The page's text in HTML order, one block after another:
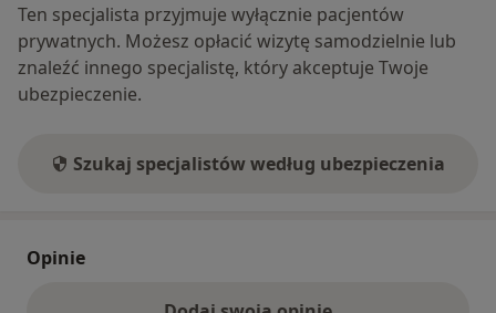
Ten specjalista przyjmuje wyłącznie pacjentów
prywatnych. Możesz opłacić wizytę samodzielnie lub
znaleźć innego specjalistę, który akceptuje Twoje
ubezpieczenie.
Szukaj specjalistów według ubezpieczenia
Opinie